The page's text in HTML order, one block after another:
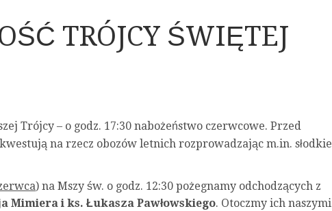
TRÓJCY ŚWIĘTEJ
Trójcy – o godz. 17:30 nabożeństwo czerwcowe. Przed
na rzecz obozów letnich rozprowadzając m.in. słodkie
) na Mszy św. o godz. 12:30 pożegnamy odchodzących z
Mimiera i ks. Łukasza Pawłowskiego. Otoczmy ich naszymi